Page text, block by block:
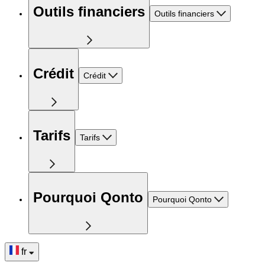
Outils financiers Outils financiers
Crédit Crédit
Tarifs Tarifs
Pourquoi Qonto Pourquoi Qonto
fr